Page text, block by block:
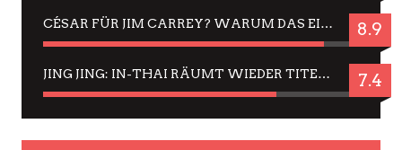
CÉSAR FÜR JIM CARREY? WARUM DAS EINER DER NERVIGSTEN ACTORS IST UND BLEIBT 8.9
JING JING: IN-THAI RÄUMT WIEDER TITEL AB – EIN ZWEI-STUNDEN-ERLEBNISBERICHT 7.4